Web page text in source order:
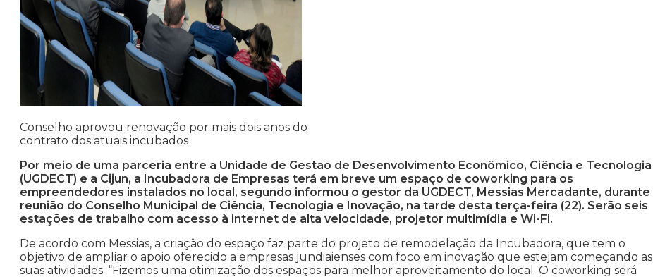
Conselho aprovou renovação por mais dois anos do
contrato dos atuais incubados
Por meio de uma parceria entre a Unidade de Gestão de Desenvolvimento Econômico, Ciência e Tecnologia
(UGDECT) e a Cijun, a Incubadora de Empresas terá em breve um espaço de coworking para os
empreendedores instalados no local, segundo informou o gestor da UGDECT, Messias Mercadante, durante
reunião do Conselho Municipal de Ciência, Tecnologia e Inovação, na tarde desta terça-feira (22). Serão seis
estações de trabalho com acesso à internet de alta velocidade, projetor multimídia e Wi-Fi.
De acordo com Messias, a criação do espaço faz parte do projeto de remodelação da Incubadora, que tem o
objetivo de ampliar o apoio oferecido a empresas jundiaienses com foco em inovação que estejam começando as
suas atividades. “Fizemos uma otimização dos espaços para melhor aproveitamento do local. O coworking será